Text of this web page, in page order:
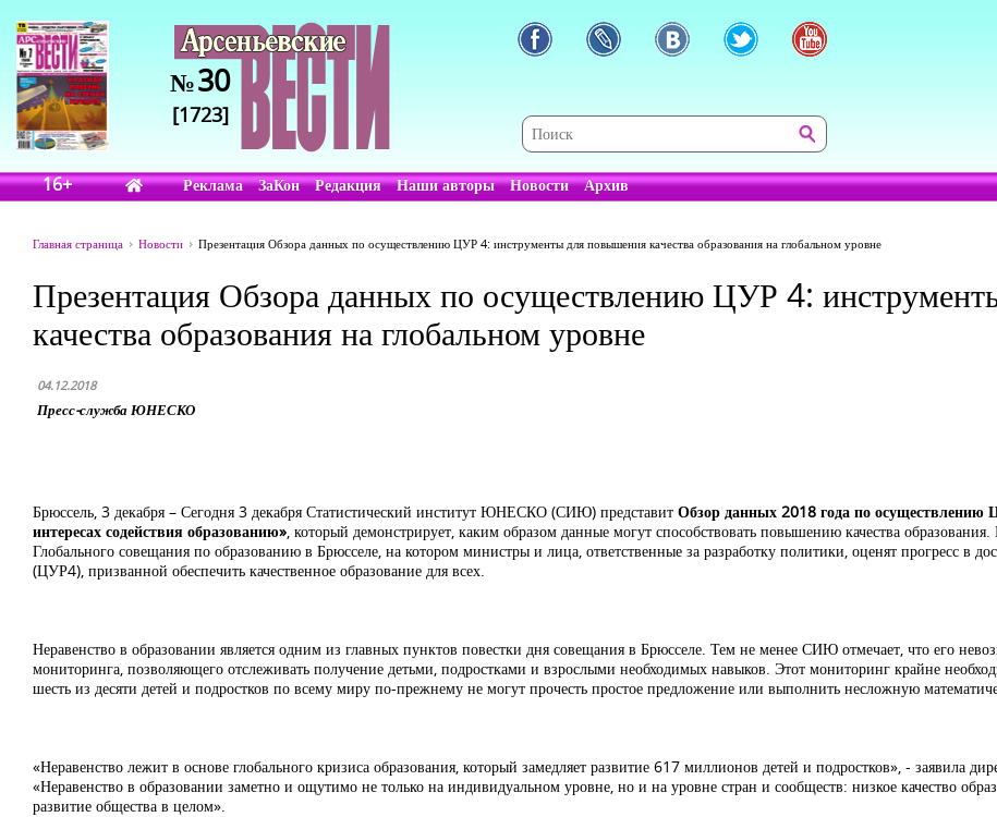
№30
[1723]
16+ Реклама ЗаКон Редакция Наши авторы Новости Архив
Главная страница Новости Презентация Обзора данных по осуществлению ЦУР 4: инструменты для повышения качества образования на глобальном уровне
Презентация Обзора данных по осуществлению ЦУР 4:
качества образования на глобальном уровне
04.12.2018
Пресс-служба ЮНЕСКО
Брюссель, 3 декабря – Сегодня 3 декабря Статистический институт ЮНЕСКО (СИЮ) представит Обзор данных 2018 года по
интересах содействия образованию», который демонстрирует, каким образом данные могут способствовать повышению качества образования.
Глобального совещания по образованию в Брюсселе, на котором министры и лица, ответственные за разработку политики, оценят прогресс в
(ЦУР4), призванной обеспечить качественное образование для всех.
Неравенство в образовании является одним из главных пунктов повестки дня совещания в Брюсселе. Тем не менее СИЮ отмечает, что его
мониторинга, позволяющего отслеживать получение детьми, подростками и взрослыми необходимых навыков. Этот мониторинг крайне
шесть из десяти детей и подростков по всему миру по-прежнему не могут прочесть простое предложение или выполнить несложную
«Неравенство лежит в основе глобального кризиса образования, который замедляет развитие 617 миллионов детей и подростков», - заявила
«Неравенство в образовании заметно и ощутимо не только на индивидуальном уровне, но и на уровне стран и сообществ: низкое качество
развитие общества в целом».